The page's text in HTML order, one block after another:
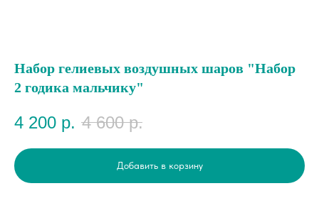
Набор гелиевых воздушных шаров "Набор
2 годика мальчику"
4 200 р. 4 600 р.
Добавить в корзину